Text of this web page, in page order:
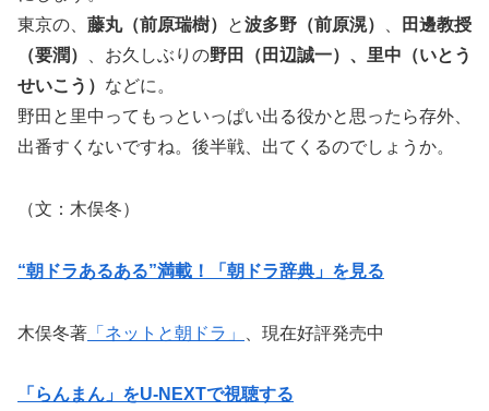
東京の、 藤丸（前原瑞樹） と波多野（前原滉）
田邊教授
（要潤）
、お久しぶりの野田（田辺誠一）、里中（いとう
せいこう） などに。
野田と里中ってもっといっぱい出る役かと思ったら存外、
出番すくないですね。後半戦、出てくるのでしょうか。
（文：木俣冬）
“朝ドラあるある”満載！「朝ドラ辞典」を見る
木俣冬著 「ネットと朝ドラ」 、現在好評発売中
「らんまん」をU-NEXTで視聴する